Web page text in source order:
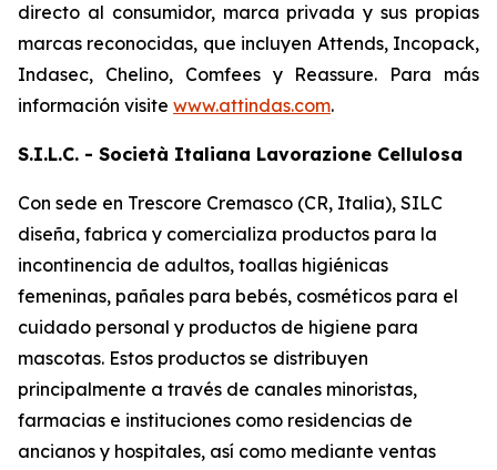
directo al consumidor, marca privada y sus propias
marcas reconocidas, que incluyen Attends, Incopack,
Indasec, Chelino, Comfeesy Reassure. Para más
información visite www.attindas.com.
S.I.L.C. - Società Italiana Lavorazione Cellulosa
Con sede en Trescore Cremasco (CR, Italia), SILC
diseña, fabrica y comercializa productos para la
incontinencia de adultos, toallas higiénicas
femeninas, pañales para bebés, cosméticos para el
cuidado personal y productos de higiene para
mascotas. Estos productos se distribuyen
principalmente a través de canales minoristas,
farmacias e instituciones como residencias de
ancianos y hospitales, así como mediante ventas